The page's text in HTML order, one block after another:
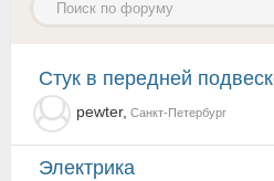
Стук в передней
pewter, Санкт-Петербург
электрика